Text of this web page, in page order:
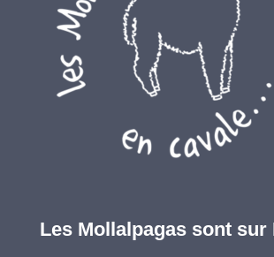
Les Mollalpagas sont